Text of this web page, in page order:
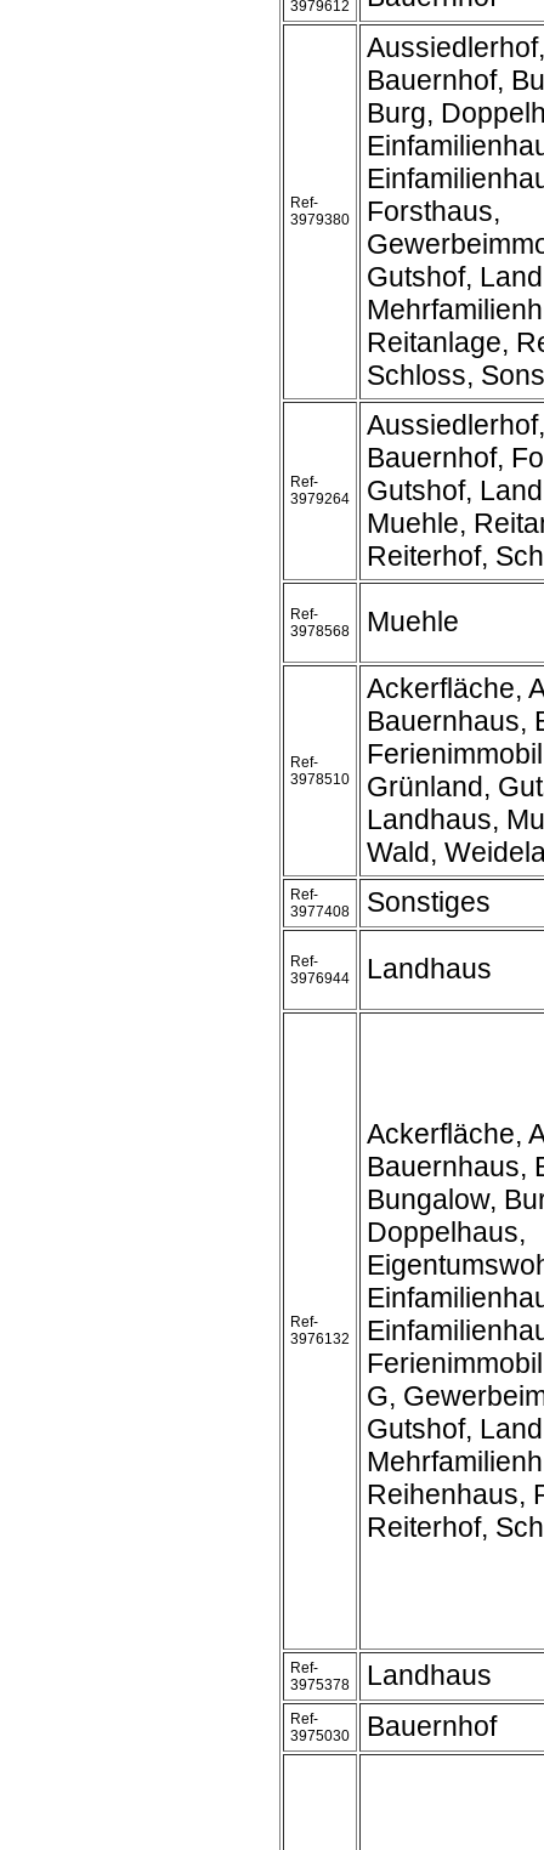
3979612
Ref-
3979380
Bauernhof,
Burg,
Forsthaus,
Gutshof,
Reitanlage,
Schloss,
Ref-
3979264
Bauernhof,
Gutshof,
Muehle,
Reiterhof,
Ref-
3978568
Muehle
Ref-
3978510
Ackerfläche,
Bauernhaus,
Grünland,
Landhaus,
Wald,
Ref-
3977408
Sonstiges
Ref-
3976944
Landhaus
Ref-
3976132
Ackerfläche,
Bauernhaus,
Bungalow,
Doppelhaus,
G,
Gutshof,
Reihenhaus,
Reiterhof,
Ref-
3975378
Landhaus
Ref-
3975030
Bauernhof